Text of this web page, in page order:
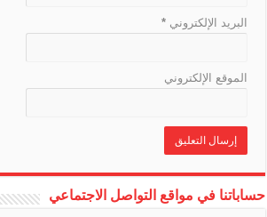
البريد الإلكتروني*
الموقع الإلكتروني
حساباتنا في مواقع التواصل الاجتماعي